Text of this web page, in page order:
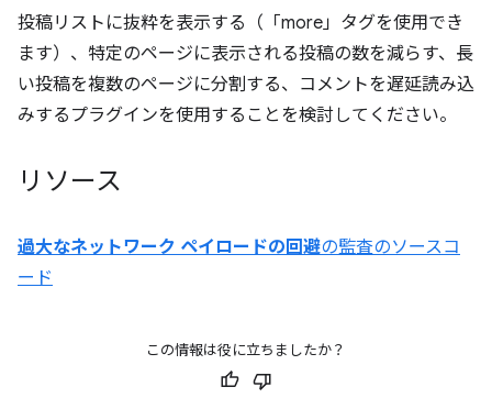
投稿リストに抜粋を表示する（「more」タグを使用でき
ます）、特定のページに表示される投稿の数を減らす、長
い投稿を複数のページに分割する、コメントを遅延読み込
みするプラグインを使用することを検討してください。
リソース
過大なネットワーク ペイロードの回避の監査のソースコ
ード
この情報は役に立ちましたか？